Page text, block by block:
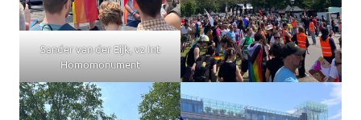
Sander van der Eijk, vz Int
Homomonument